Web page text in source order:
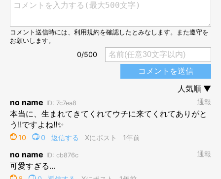
2枚目の写真は、3才6カ月のころに撮影した六太くんの姿。成猫
くんの体の半分ほどのサイズだったエビフライのぬいぐるみも、
すっかりミニサイズに見えますね。
六太くんの成長ぶりについて、飼い主さんは「子猫のころはお腹
が弱かったのですが、丈夫に育ってくれてとてもうれしいです」
と話します。
このエビフライのぬいぐるみは、六太くんを家族に迎える前に飼
い主さんが作ったもので、六太くんが家にやってきたころはよく
抱きついていたそう。